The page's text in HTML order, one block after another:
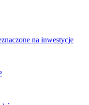
na inwestycje